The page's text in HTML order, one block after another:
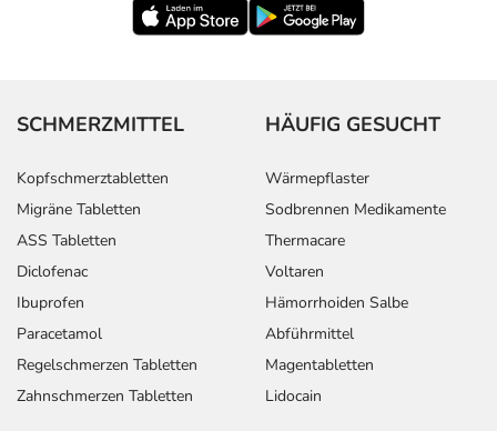
SCHMERZMITTEL
Kopfschmerztabletten
Migräne Tabletten
ASS Tabletten
Diclofenac
Ibuprofen
Paracetamol
Regelschmerzen Tabletten
Zahnschmerzen Tabletten
HÄUFIG GESUCHT
Wärmepflaster
Sodbrennen Medikamente
Thermacare
Voltaren
Hämorrhoiden Salbe
Abführmittel
Magentabletten
Lidocain